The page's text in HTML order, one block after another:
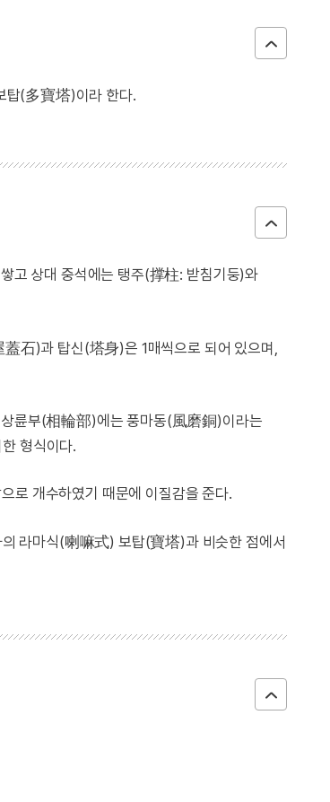
탑(多寶塔)이라 한다.
고 상대 중석에는 탱주(撑柱: 받침기둥)와
石)과 탑신(塔身)은 1매씩으로 되어 있으며,
륜부(相輪部)에는 풍마동(風磨銅)이라는
형식이다.
로 개수하였기 때문에 이질감을 준다.
의 라마식(喇嘛式) 보탑(寶塔)과 비슷한 점에서